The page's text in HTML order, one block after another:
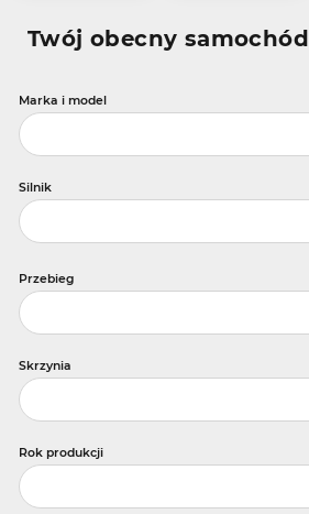
Twój obecny samochód
Marka i model
Silnik
Przebieg
Skrzynia
Rok produkcji